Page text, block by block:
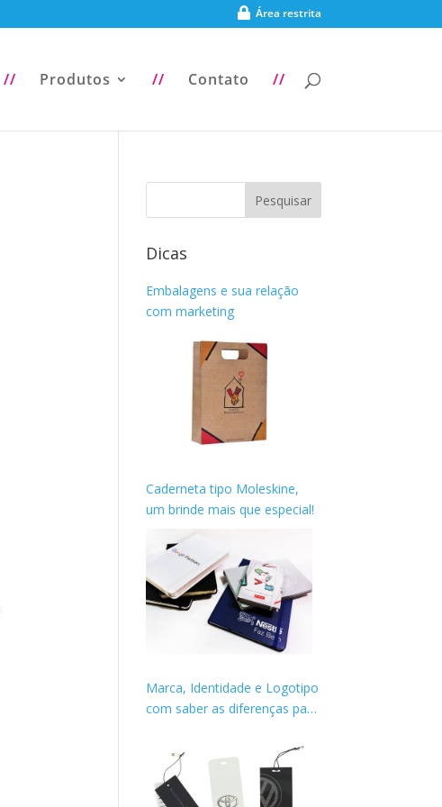
Área restrita
// Produtos // Contato //
Dicas
Embalagens e sua relação
com marketing
Caderneta tipo Moleskine,
um brinde mais que especial!
Marca, Identidade e Logotipo
com saber as diferenças para